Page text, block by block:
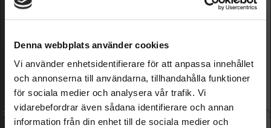
Denna webbplats använder cookies
Vi använder enhetsidentifierare för att anpassa innehållet
och annonserna till användarna, tillhandahålla funktioner
för sociala medier och analysera vår trafik. Vi
vidarebefordrar även sådana identifierare och annan
information från din enhet till de sociala medier och
Model: 31120
42,79 EUR
En stock
Model: 31122
59,99 EUR
En stock